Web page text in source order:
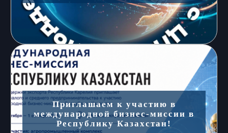
Приглашаем к участию в
международной бизнес-миссии в
Республику Казахстан!